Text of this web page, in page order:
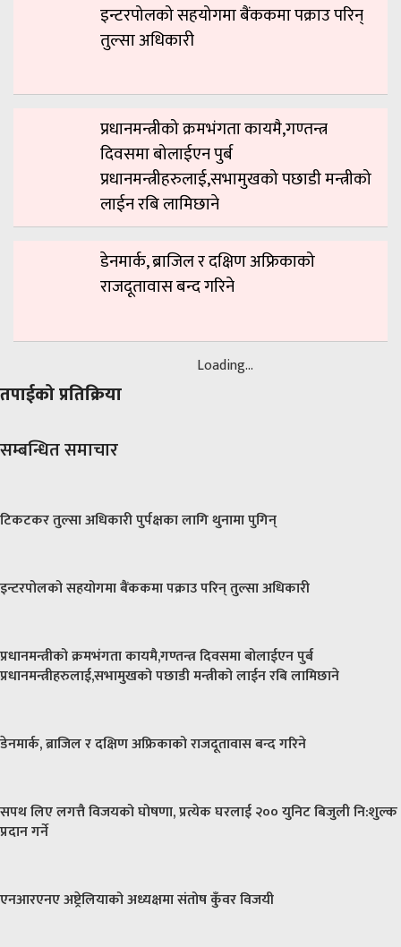
इन्टरपोलको सहयोगमा बैंककमा पक्राउ परिन्
तुल्सा अधिकारी
प्रधानमन्त्रीको क्रमभंगता कायमै,गण्तन्त्र
दिवसमा बोलाईएन पुर्ब
प्रधानमन्त्रीहरुलाई,सभामुखको पछाडी मन्त्रीको
लाईन रबि लामिछाने
डेनमार्क, ब्राजिल र दक्षिण अफ्रिकाको
राजदूतावास बन्द गरिने
तपाईको प्रतिक्रिया
Loading...
सम्बन्धित समाचार
टिकटकर तुल्सा अधिकारी पुर्पक्षका लागि थुनामा पुगिन्
इन्टरपोलको सहयोगमा बैंककमा पक्राउ परिन् तुल्सा अधिकारी
प्रधानमन्त्रीको क्रमभंगता कायमै,गण्तन्त्र दिवसमा बोलाईएन पुर्ब
प्रधानमन्त्रीहरुलाई,सभामुखको पछाडी मन्त्रीको लाईन रबि लामिछाने
डेनमार्क, ब्राजिल र दक्षिण अफ्रिकाको राजदूतावास बन्द गरिने
सपथ लिए लगत्तै विजयको घोषणा, प्रत्येक घरलाई २०० युनिट बिजुली नि:शुल्क
प्रदान गर्ने
एनआरएनए अष्ट्रेलियाको अध्यक्षमा संतोष कुँवर विजयी